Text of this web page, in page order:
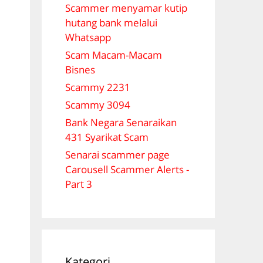
Scammer menyamar kutip
hutang bank melalui
Whatsapp
Scam Macam-Macam
Bisnes
Scammy 2231
Scammy 3094
Bank Negara Senaraikan
431 Syarikat Scam
Senarai scammer page
Carousell Scammer Alerts -
Part 3